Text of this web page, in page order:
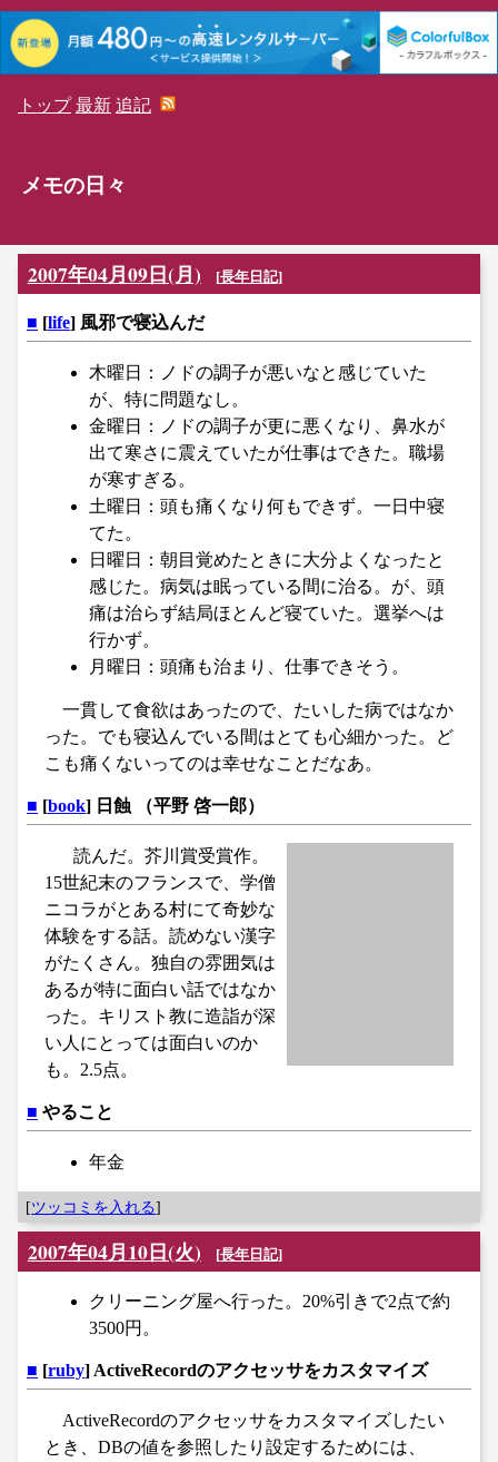
トップ 最新 追記
メモの日々
2007年04月09日(月) [長年日記]
■ [life] 風邪で寝込んだ
木曜日：ノドの調子が悪いなと感じていた
が、特に問題なし。
金曜日：ノドの調子が更に悪くなり、鼻水が
出て寒さに震えていたが仕事はできた。職場
が寒すぎる。
土曜日：頭も痛くなり何もできず。一日中寝
てた。
日曜日：朝目覚めたときに大分よくなったと
感じた。病気は眠っている間に治る。が、頭
痛は治らず結局ほとんど寝ていた。選挙へは
行かず。
月曜日：頭痛も治まり、仕事できそう。
一貫して食欲はあったので、たいした病ではなか
った。でも寝込んでいる間はとても心細かった。ど
こも痛くないってのは幸せなことだなあ。
■ [book] 日蝕 （平野 啓一郎）
読んだ。芥川賞受賞作。
15世紀末のフランスで、学僧
ニコラがとある村にて奇妙な
体験をする話。読めない漢字
がたくさん。独自の雰囲気は
あるが特に面白い話ではなか
った。キリスト教に造詣が深
い人にとっては面白いのか
も。2.5点。
■ やること
年金
[ツッコミを入れる]
2007年04月10日(火) [長年日記]
クリーニング屋へ行った。20%引きで2点で約
3500円。
■ [ruby] ActiveRecordのアクセッサをカスタマイズ
ActiveRecordのアクセッサをカスタマイズしたい
とき、DBの値を参照したり設定するためには、